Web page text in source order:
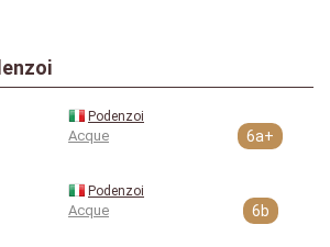
Podenzoi
Acque 6a+
Podenzoi
Acque 6b